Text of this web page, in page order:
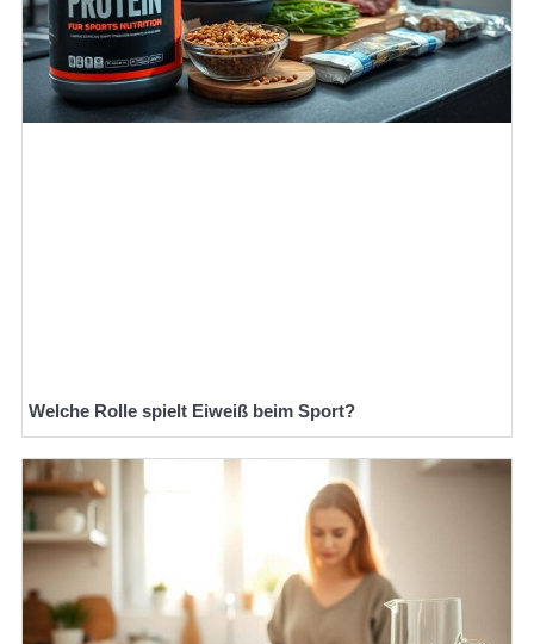
Welche Rolle spielt Eiweiß beim Sport?